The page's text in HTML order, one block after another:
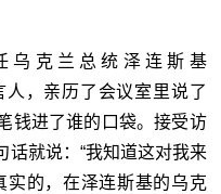
乌克兰总统泽连斯基
人，亲历了会议室里说了
钱进了谁的口袋。接受访
话就说：“我知道这对我来
实的，在泽连斯基的乌克